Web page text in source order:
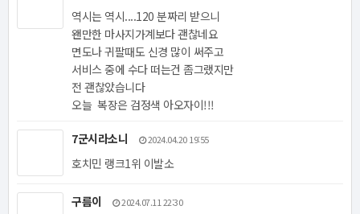
역시는 역시....120 분짜리 받으니
왠만한 마사지가계보다 괜찮네요
면도나 귀팔때도 신경 많이 써주고
서비스 중에 수다 떠는건 좀그랬지만
전 괜찮았습니다
오늘 복장은 검정색 아오자이!!!
7군시라소니 2024.04.20 19:55
호치민 랭크1위 이발소
구름이 2024.07.11 22:30